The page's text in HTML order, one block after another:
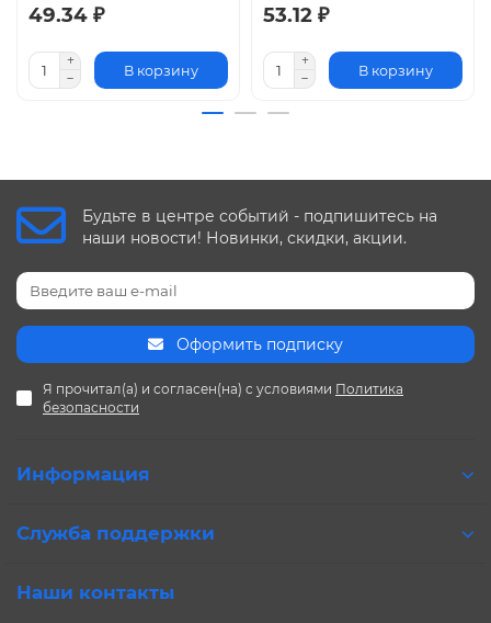
49.34 ₽
В корзину
53.12 ₽
В корзину
Будьте в центре событий - подпишитесь на
наши новости! Новинки, скидки, акции.
Оформить подписку
Я прочитал(а) и согласен(на) с условиями Политика
безопасности
Информация
Служба поддержки
Наши контакты